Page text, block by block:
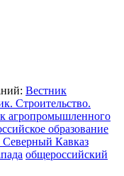
Вестник
Строительство.
агропромышленного
образование
Северный Кавказ
общероссийский